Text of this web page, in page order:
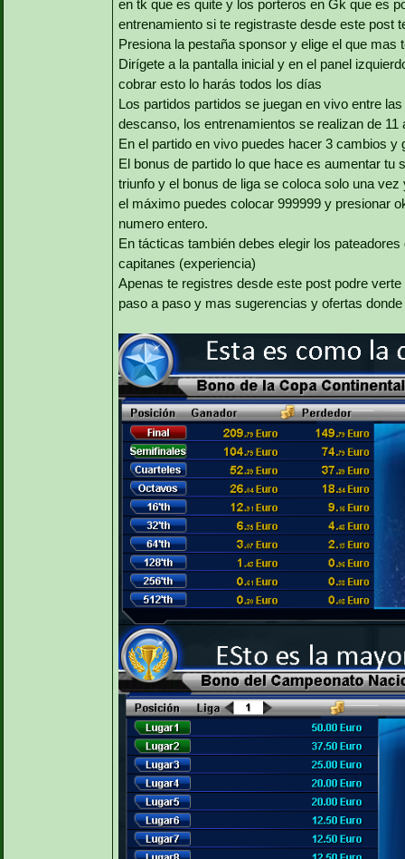
en tk que es quite y los porteros en Gk que es
entrenamiento si te registraste desde este post
Presiona la pestaña sponsor y elige el que mas
Dirígete a la pantalla inicial y en el panel
cobrar esto lo harás todos los días
Los partidos partidos se juegan en vivo entre
descanso, los entrenamientos se realizan de 11
En el partido en vivo puedes hacer 3 cambios y
El bonus de partido lo que hace es aumentar
triunfo y el bonus de liga se coloca solo una
el máximo puedes colocar 999999 y presionar
numero entero.
En tácticas también debes elegir los
capitanes (experiencia)
Apenas te registres desde este post podre
paso a paso y mas sugerencias y ofertas